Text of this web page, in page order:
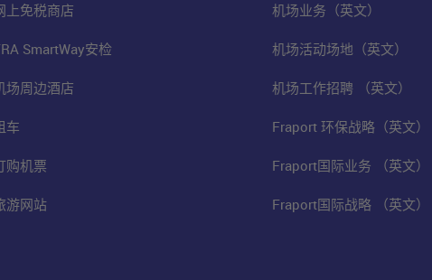
上免税商店
SmartWay安检
场周边酒店
车
购机票
游网站
机场业务（英文）
机场活动场地（英文）
机场工作招聘 （英文）
Fraport 环保战略（英文）
Fraport国际业务 （英文）
Fraport国际战略 （英文）